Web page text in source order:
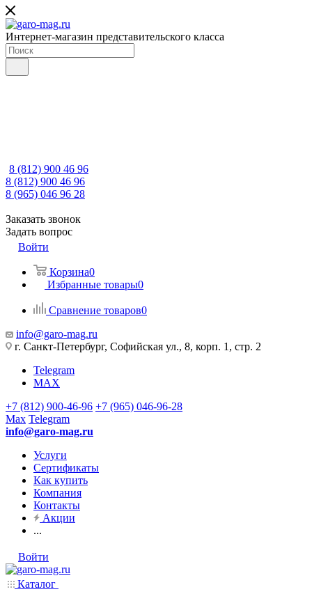
Интернет-магазин представительского класса
8 (812) 900 46 96
8 (812) 900 46 96
8 (965) 046 96 28
Заказать звонок
Задать вопрос
Войти
Корзина0
Избранные товары0
Сравнение товаров0
info@garo-mag.ru
г. Санкт-Петербург, Софийская ул., 8, корп. 1, стр. 2
Telegram
MAX
+7 (812) 900-46-96 +7 (965) 046-96-28
Max Telegram
info@garo-mag.ru
Услуги
Сертификаты
Как купить
Компания
Контакты
Акции
...
Войти
Каталог